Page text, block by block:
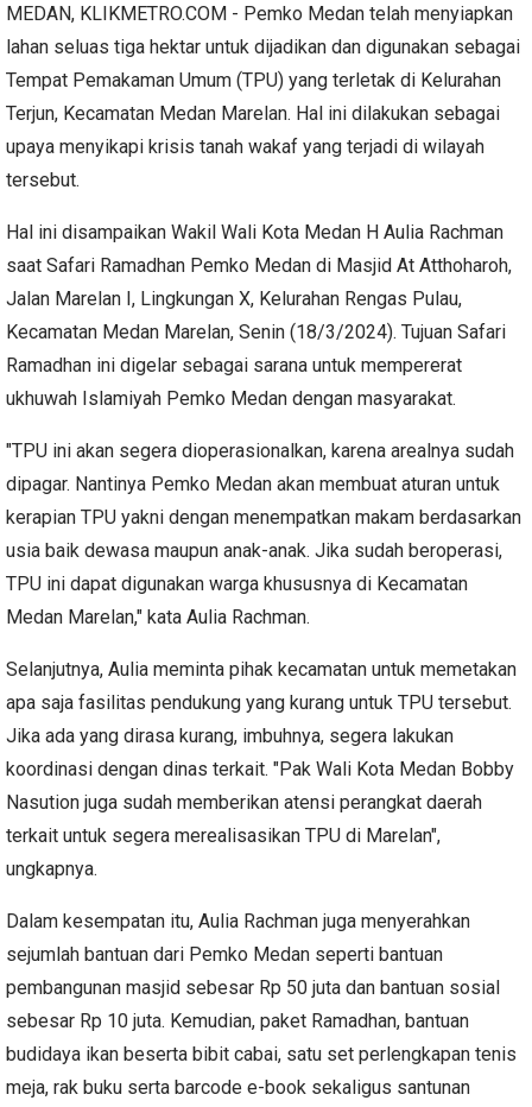
MEDAN, KLIKMETRO.COM - Pemko Medan telah menyiapkan
lahan seluas tiga hektar untuk dijadikan dan digunakan sebagai
Tempat Pemakaman Umum (TPU) yang terletak di Kelurahan
Terjun, Kecamatan Medan Marelan. Hal ini dilakukan sebagai
upaya menyikapi krisis tanah wakaf yang terjadi di wilayah
tersebut.
Hal ini disampaikan Wakil Wali Kota Medan H Aulia Rachman
saat Safari Ramadhan Pemko Medan di Masjid At Atthoharoh,
Jalan Marelan I, Lingkungan X, Kelurahan Rengas Pulau,
Kecamatan Medan Marelan, Senin (18/3/2024). Tujuan Safari
Ramadhan ini digelar sebagai sarana untuk mempererat
ukhuwah Islamiyah Pemko Medan dengan masyarakat.
"TPU ini akan segera dioperasionalkan, karena arealnya sudah
dipagar. Nantinya Pemko Medan akan membuat aturan untuk
kerapian TPU yakni dengan menempatkan makam berdasarkan
usia baik dewasa maupun anak-anak. Jika sudah beroperasi,
TPU ini dapat digunakan warga khususnya di Kecamatan
Medan Marelan," kata Aulia Rachman.
Selanjutnya, Aulia meminta pihak kecamatan untuk memetakan
apa saja fasilitas pendukung yang kurang untuk TPU tersebut.
Jika ada yang dirasa kurang, imbuhnya, segera lakukan
koordinasi dengan dinas terkait. "Pak Wali Kota Medan Bobby
Nasution juga sudah memberikan atensi perangkat daerah
terkait untuk segera merealisasikan TPU di Marelan",
ungkapnya.
Dalam kesempatan itu, Aulia Rachman juga menyerahkan
sejumlah bantuan dari Pemko Medan seperti bantuan
pembangunan masjid sebesar Rp 50 juta dan bantuan sosial
sebesar Rp 10 juta. Kemudian, paket Ramadhan, bantuan
budidaya ikan beserta bibit cabai, satu set perlengkapan tenis
meja, rak buku serta barcode e-book sekaligus santunan